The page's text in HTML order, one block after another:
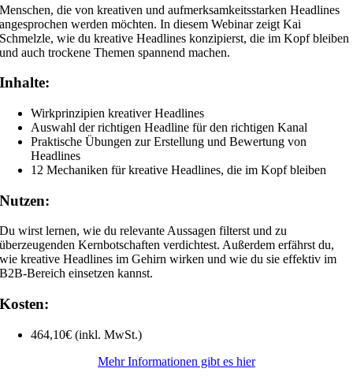
Menschen, die von kreativen und aufmerksamkeitsstarken Headlines
angesprochen werden möchten. In diesem Webinar zeigt Kai
Schmelzle, wie du kreative Headlines konzipierst, die im Kopf bleiben
und auch trockene Themen spannend machen.
Inhalte:
Wirkprinzipien kreativer Headlines
Auswahl der richtigen Headline für den richtigen Kanal
Praktische Übungen zur Erstellung und Bewertung von
Headlines
12 Mechaniken für kreative Headlines, die im Kopf bleiben
Nutzen:
Du wirst lernen, wie du relevante Aussagen filterst und zu
überzeugenden Kernbotschaften verdichtest. Außerdem erfährst du,
wie kreative Headlines im Gehirn wirken und wie du sie effektiv im
B2B-Bereich einsetzen kannst.
Kosten:
464,10€ (inkl. MwSt.)
Mehr Informationen gibt es hier